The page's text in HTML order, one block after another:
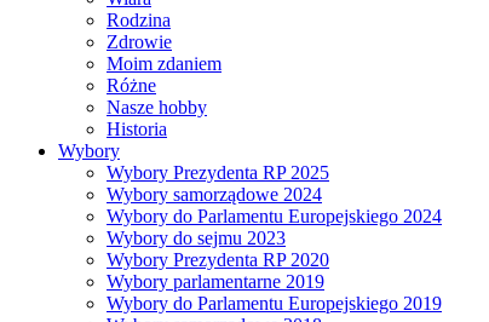
Rodzina
Zdrowie
Moim zdaniem
Różne
Nasze hobby
Historia
Wybory
Wybory Prezydenta RP 2025
Wybory samorządowe 2024
Wybory do Parlamentu Europejskiego 2024
Wybory do sejmu 2023
Wybory Prezydenta RP 2020
Wybory parlamentarne 2019
Wybory do Parlamentu Europejskiego 2019